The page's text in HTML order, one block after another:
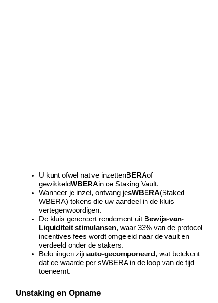
USDT Flexible Staking | Daily Rewards
BTC New User Exclusive: 6.5% APR
BTC Flexible Staking | Daily Rewards
U kunt ofwel native inzettenBERAof
gewikkeldWBERAin de Staking Vault.
Wanneer je inzet, ontvang jesWBERA(Staked
WBERA) tokens die uw aandeel in de kluis
vertegenwoordigen.
De kluis genereert rendement uit Bewijs-van-
Liquiditeit stimulansen, waar 33% van de protocol
incentives fees wordt omgeleid naar de vault en
verdeeld onder de stakers.
Beloningen zijnauto-gecomponeerd , wat betekent
dat de waarde per sWBERA in de loop van de tijd
toeneemt.
Unstaking en Opname